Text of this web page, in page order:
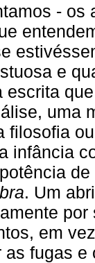
- os
e
escrita
uma
filosofia
infância
. Um
em
as fugas e